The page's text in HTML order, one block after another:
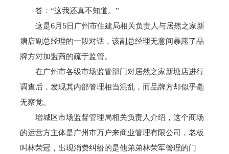
答：“这我还真不知道。”
这是6月5日广州市住建局相关负责人与居然之家新
塘店副总经理的一段对话，该副总经理无意间暴露了品
牌方对加盟商的疏于监管。
在广州市各级市场监管部门对居然之家新塘店进行
调查后，发现其内部管理相当混乱，而品牌方却似乎毫
无察觉。
增城区市场监督管理局相关负责人介绍，这个商场
的运营方主体是广州市万户来商业管理有限公司，老板
叫林荣冠，出现消费纠纷的是他弟弟林荣军管理的门